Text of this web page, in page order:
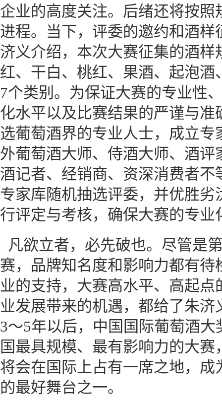
企业的高度关注。后绪还将按
进程。当下，评委的邀约和酒
济义介绍，本次大赛征集的酒样
红、干白、桃红、果酒、起泡
7个类别。为保证大赛的专业性
化水平以及比赛结果的严谨与
选葡萄酒界的专业人士，成立
外葡萄酒大师、侍酒大师、酒
酒记者、经销商、资深消费者
专家库随机抽选评委，并优胜
行评定与考核，确保大赛的专业
凡欲立者，必先破也。尽管是
赛，品牌知名度和影响力都有
业的支持，大赛高水平、高起
业发展带来的机遇，都给了朱
3～5年以后，中国国际葡萄酒
国最具规模、最有影响力的大
将会在国际上占有一席之地，
的最好舞台之一。